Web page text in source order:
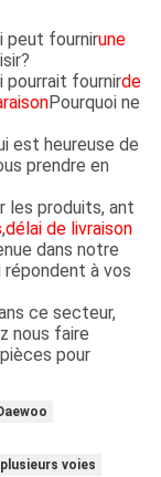
peut fournirune
pourrait fournirde
Pourquoi ne
est heureuse de
prendre en
les produits, ant
,délai de livraison
dans notre
à vos
ce secteur,
nous faire
pour
voies